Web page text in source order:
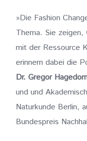
»Die Fashion
Thema. Sie zeigen,
mit der Ressource
erinnern dabei die
Dr. Gregor
und und
Naturkunde Berlin,
Bundespreis